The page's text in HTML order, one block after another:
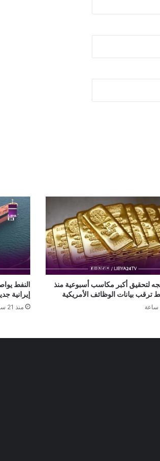
لتحقيق أكبر مكاسب أسبوعية منذ
ترقب بيانات الوظائف الأمريكية
النفط
إيرانية
منذ 21 ساعة